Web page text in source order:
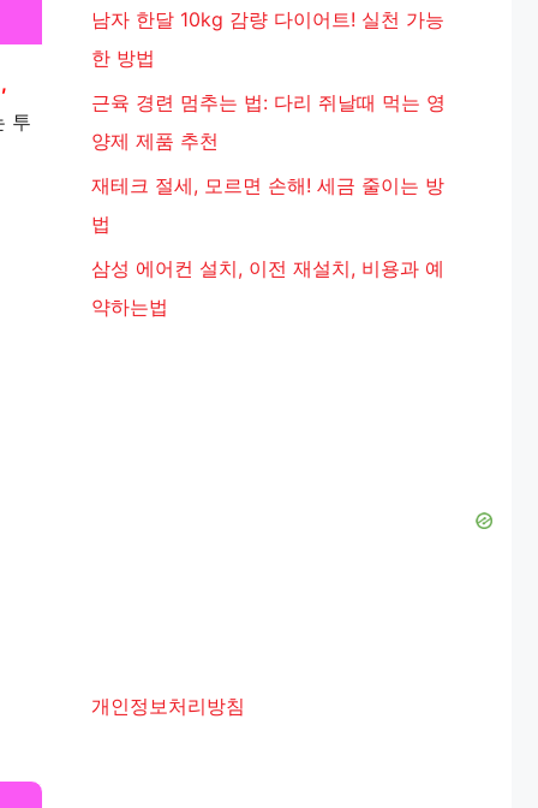
투
남자 한달 10kg 감량 다이어트! 실천 가능
한 방법
근육 경련 멈추는 법: 다리 쥐날때 먹는 영
양제 제품 추천
재테크 절세, 모르면 손해! 세금 줄이는 방
법
삼성 에어컨 설치, 이전 재설치, 비용과 예
약하는법
개인정보처리방침